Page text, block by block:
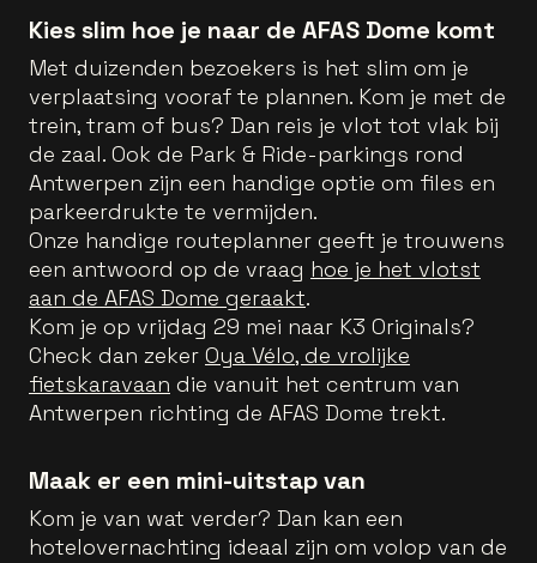
Kies slim hoe je naar de AFAS Dome komt
Met duizenden bezoekers is het slim om je
verplaatsing vooraf te plannen. Kom je met de
trein, tram of bus? Dan reis je vlot tot vlak bij
de zaal. Ook de Park & Ride-parkings rond
Antwerpen zijn een handige optie om files en
parkeerdrukte te vermijden.
Onze handige routeplanner geeft je trouwens
een antwoord op de vraag hoe je het vlotst
aan de AFAS Dome geraakt.
Kom je op vrijdag 29 mei naar K3 Originals?
Check dan zeker Oya Vélo, de vrolijke
fietskaravaan die vanuit het centrum van
Antwerpen richting de AFAS Dome trekt.
Maak er een mini-uitstap van
Kom je van wat verder? Dan kan een
hotelovernachting ideaal zijn om volop van de